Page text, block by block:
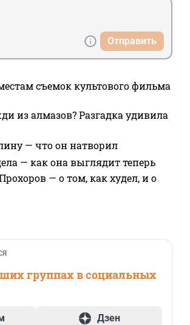
Отправить
съемок культового фильма
из алмазов? Разгадка удивила
— что он натворил
— как она выглядит теперь
— о том, как худел, и о
группах в социальных
Дзен